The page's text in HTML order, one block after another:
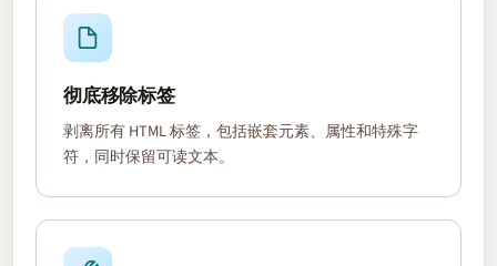
彻底移除标签
剥离所有 HTML 标签，包括嵌套元素、属性和特殊字
符，同时保留可读文本。